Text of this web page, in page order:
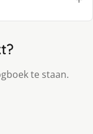
te staan.